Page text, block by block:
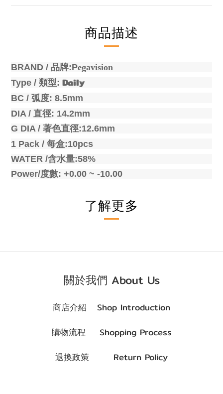
商品描述
BRAND / 品牌:Pegavision
Type / 類型: Daily
BC / 弧度: 8.5mm
DIA / 直徑: 14.2mm
G DIA / 著色直徑:12.6mm
1 Pack / 每盒:10pcs
WATER /含水量:58%
Power/度數: +0.00 ~ -10.00
了解更多
關於我們 About Us
商店介紹 Shop Introduction
購物流程 Shopping Process
退換政策 Return Policy